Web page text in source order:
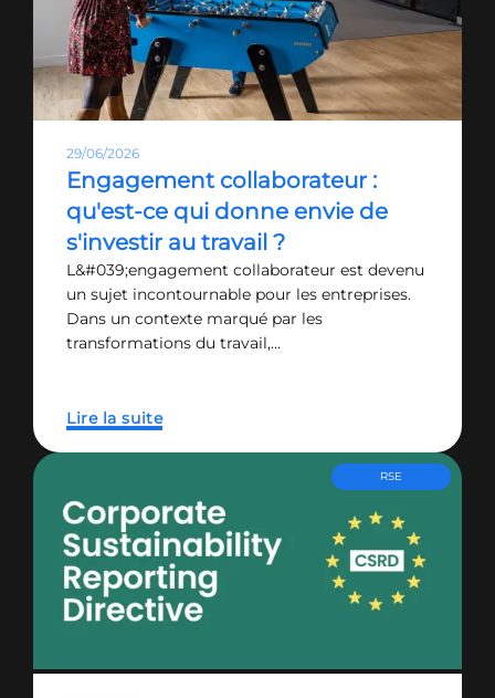
29/06/2026
Engagement collaborateur :
qu'est-ce qui donne envie de
s'investir au travail ?
L&#039;engagement collaborateur est devenu
un sujet incontournable pour les entreprises.
Dans un contexte marqué par les
transformations du travail,…
Lire la suite
RSE